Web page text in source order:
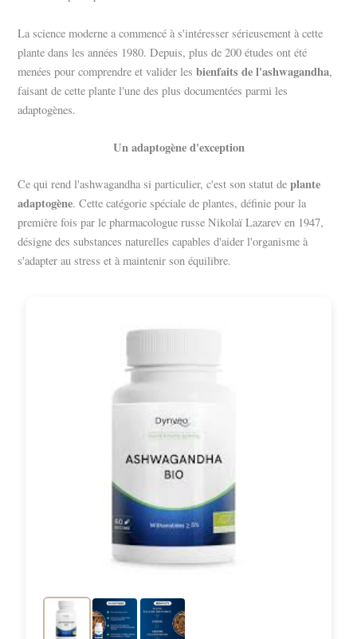
La science moderne a commencé à s'intéresser sérieusement à cette
plante dans les années 1980. Depuis, plus de 200 études ont été
menées pour comprendre et valider lesbienfaits de l'ashwagandha,
faisant de cette plante l'une des plus documentées parmi les
adaptogènes.
Un adaptogène d'exception
Ce qui rend l'ashwagandha si particulier, c'est son statut deplante
adaptogène. Cette catégorie spéciale de plantes, définie pour la
première fois par le pharmacologue russe Nikolaï Lazarev en 1947,
désigne des substances naturelles capables d'aider l'organisme à
s'adapter au stress et à maintenir son équilibre.